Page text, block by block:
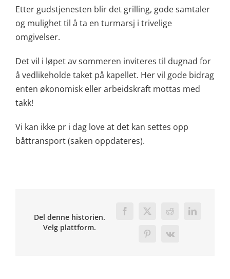
Etter gudstjenesten blir det grilling, gode samtaler
og mulighet til å ta en turmarsj i trivelige
omgivelser.
Det vil i løpet av sommeren inviteres til dugnad for
å vedlikeholde taket på kapellet. Her vil gode bidrag
enten økonomisk eller arbeidskraft mottas med
takk!
Vi kan ikke pr i dag love at det kan settes opp
båttransport (saken oppdateres).
Del denne historien.
Velg plattform.
Facebook
X Reddit LinkedIn
Pinterest
Vk